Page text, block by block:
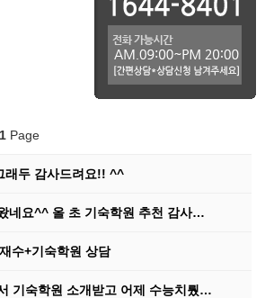
1 Page
래두 감사드려요!! ^^
네요^^ 올 초 기숙학원 추천 감사…
수+기숙학원 상담
기숙학원 소개받고 어제 수능치뤘…